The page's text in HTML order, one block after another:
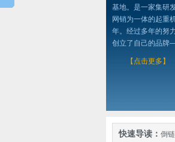
基地。是一家集研
网销为一体的起重
年。经过多年的努
创立了自己的品牌
【点击更多】
快速导读： 倒链